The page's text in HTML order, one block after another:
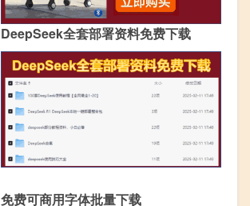
DeepSeek全套部署资料免费下载
免费可商用字体批量下载